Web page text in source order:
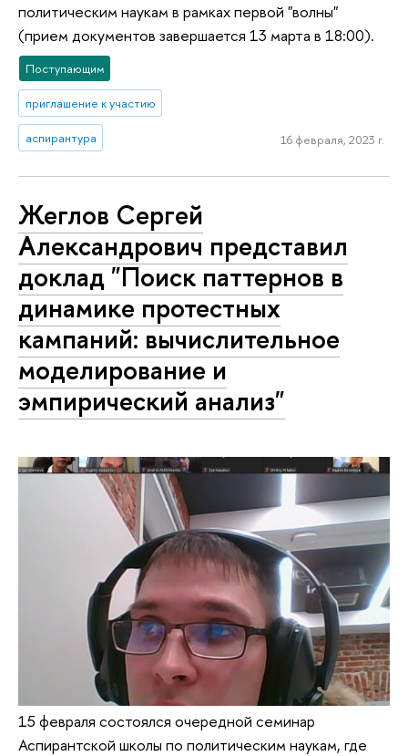
политическим наукам в рамках первой "волны"
(прием документов завершается 13 марта в 18:00).
Поступающим
приглашение к участию
аспирантура 16 февраля, 2023 г.
Жеглов Сергей
Александрович представил
доклад "Поиск паттернов в
динамике протестных
кампаний: вычислительное
моделирование и
эмпирический анализ"
15 февраля состоялся очередной семинар
Аспирантской школы по политическим наукам, где